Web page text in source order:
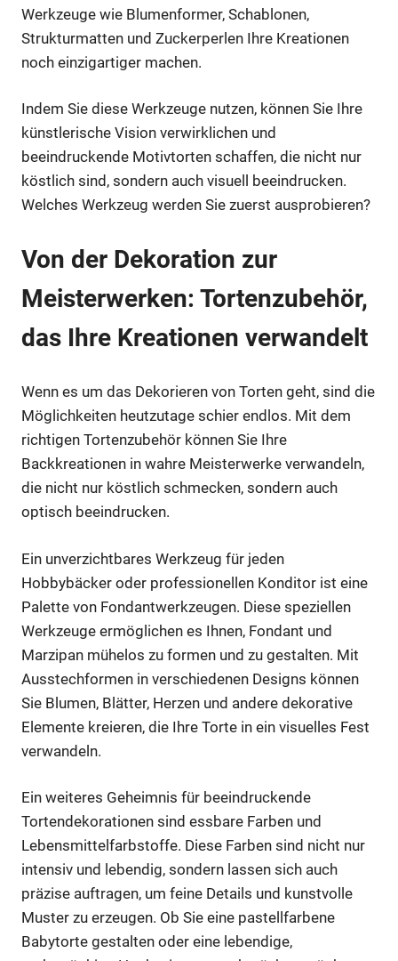
Werkzeuge wie Blumenformer, Schablonen,
Strukturmatten und Zuckerperlen Ihre Kreationen
noch einzigartiger machen.
Indem Sie diese Werkzeuge nutzen, können Sie Ihre
künstlerische Vision verwirklichen und
beeindruckende Motivtorten schaffen, die nicht nur
köstlich sind, sondern auch visuell beeindrucken.
Welches Werkzeug werden Sie zuerst ausprobieren?
Von der Dekoration zur
Meisterwerken: Tortenzubehör,
das Ihre Kreationen verwandelt
Wenn es um das Dekorieren von Torten geht, sind die
Möglichkeiten heutzutage schier endlos. Mit dem
richtigen Tortenzubehör können Sie Ihre
Backkreationen in wahre Meisterwerke verwandeln,
die nicht nur köstlich schmecken, sondern auch
optisch beeindrucken.
Ein unverzichtbares Werkzeug für jeden
Hobbybäcker oder professionellen Konditor ist eine
Palette von Fondantwerkzeugen. Diese speziellen
Werkzeuge ermöglichen es Ihnen, Fondant und
Marzipan mühelos zu formen und zu gestalten. Mit
Ausstechformen in verschiedenen Designs können
Sie Blumen, Blätter, Herzen und andere dekorative
Elemente kreieren, die Ihre Torte in ein visuelles Fest
verwandeln.
Ein weiteres Geheimnis für beeindruckende
Tortendekorationen sind essbare Farben und
Lebensmittelfarbstoffe. Diese Farben sind nicht nur
intensiv und lebendig, sondern lassen sich auch
präzise auftragen, um feine Details und kunstvolle
Muster zu erzeugen. Ob Sie eine pastellfarbene
Babytorte gestalten oder eine lebendige,